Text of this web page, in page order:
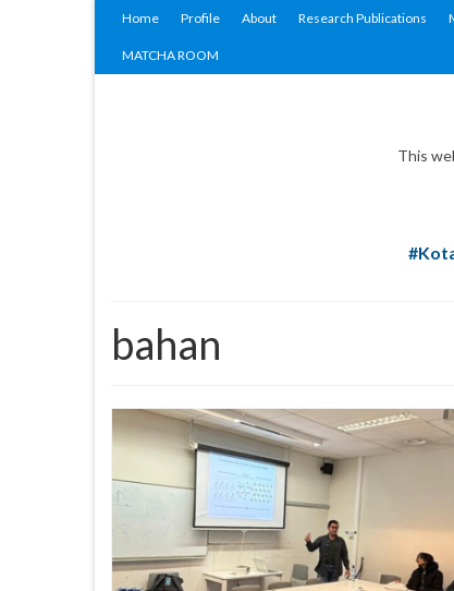
Home Profile About Research Publications
MATCHA ROOM
This
bahan